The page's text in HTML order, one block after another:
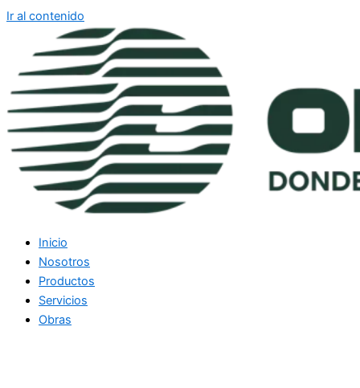
Ir al contenido
Inicio
Nosotros
Productos
Servicios
Obras